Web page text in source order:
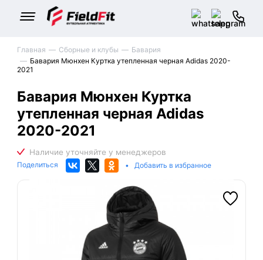
Главная Сборные и клубы
Бавария
Бавария Мюнхен Куртка утепленная черная Adidas 2020-
2021
Бавария Мюнхен Куртка
утепленная черная Adidas
2020-2021
Поделиться • Добавить в избранное